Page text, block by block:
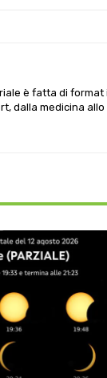
è fatta di
dalla medicina allo